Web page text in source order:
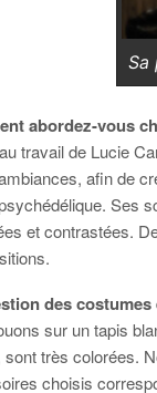
Sa
abordez-vous
travail de Lucie
afin de
Ses
et contrastées.
des
sur un tapis
sont très colorées.
choisis